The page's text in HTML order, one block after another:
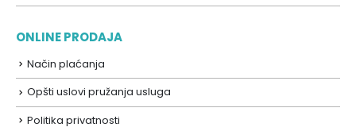
ONLINE PRODAJA
Način plaćanja
Opšti uslovi pružanja usluga
Politika privatnosti